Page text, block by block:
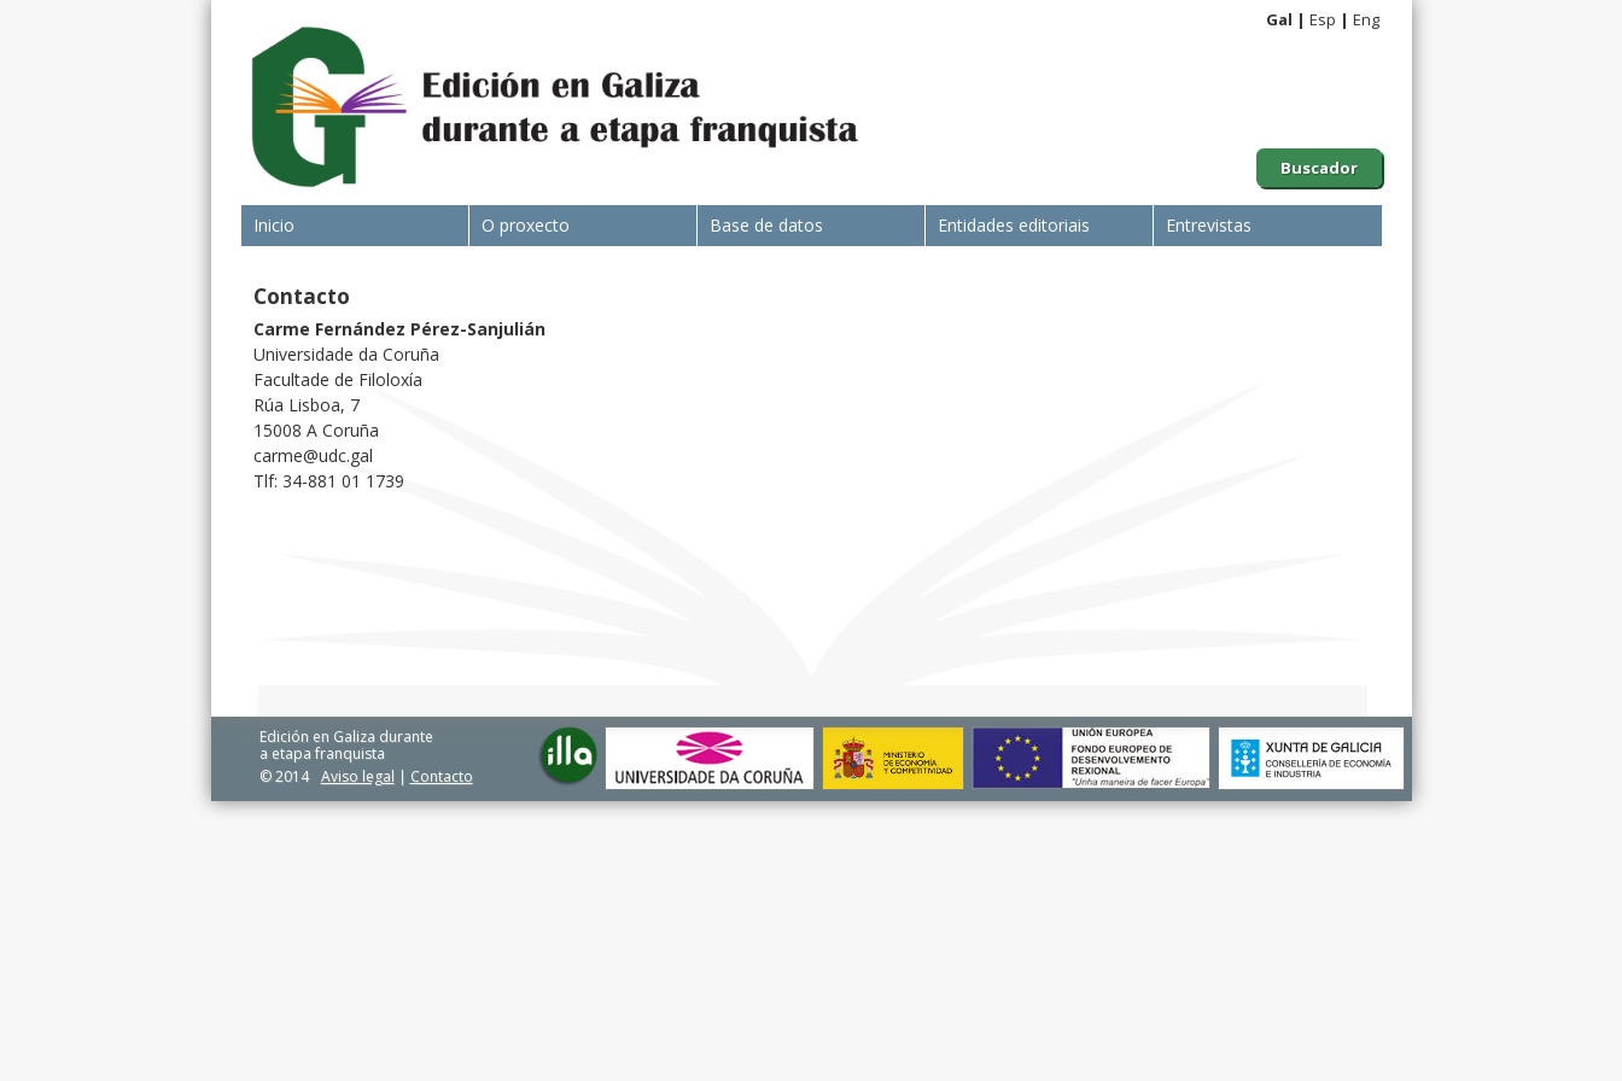
Buscador
Gal Esp Eng
Inicio O proxecto Base de datos Entidades editoriais Entrevistas
Contacto
Carme Fernández Pérez-Sanjulián
Universidade da Coruña
Facultade de Filoloxía
Rúa Lisboa, 7
15008 A Coruña
carme@udc.gal
Tlf: 34-881 01 1739
Edición en Galiza durante
a etapa franquista
© 2014
Aviso legal | Contacto